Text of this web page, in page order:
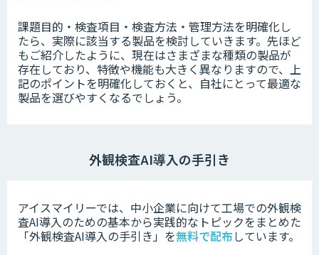
課題目的・検査項目・検査方法・管理方法を明確化し
たら、実際に該当する製品を検討していきます。先ほど
もご紹介したように、現在はさまざまな種類の製品が
存在しており、特徴や機能も大きく異なりますので、上
記のポイントを明確化しておくと、自社にとって最適な
製品を選びやすくなるでしょう。
外観検査AI導入の手引き
アイスマイリーでは、中小企業に向けて工場での外観検
査AI導入のための基本から実践的なトピックをまとめた
「外観検査AI導入の手引き」を無料で配布しています。